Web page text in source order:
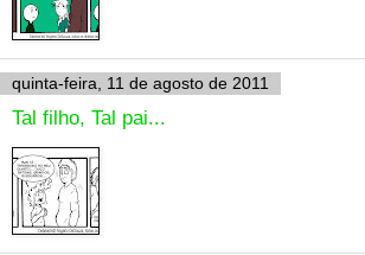
quinta-feira, 11 de agosto de 2011
Tal filho, Tal pai...